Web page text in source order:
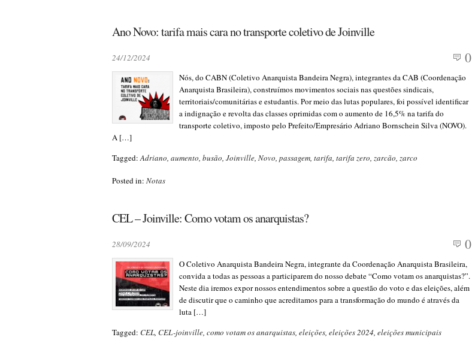
Ano Novo: tarifa mais cara no transporte coletivo de Joinville
24/12/2024 0
Nós, do CABN (Coletivo Anarquista Bandeira Negra), integrantes da CAB (Coordenação
Anarquista Brasileira), construímos movimentos sociais nas questões sindicais,
territoriais/comunitárias e estudantis. Por meio das lutas populares, foi possível identificar
a indignação e revolta das classes oprimidas com o aumento de 16,5% na tarifa do
transporte coletivo, imposto pelo Prefeito/Empresário Adriano Bornschein Silva (NOVO).
A […]
Tagged:Adriano, aumento, busão, Joinville, Novo, passagem, tarifa, tarifa zero, zarcão, zarco
Posted in: Notas
CEL – Joinville: Como votam os anarquistas?
28/09/2024 0
O Coletivo Anarquista Bandeira Negra, integrante da Coordenação Anarquista Brasileira,
convida a todas as pessoas a participarem do nosso debate “Como votam os anarquistas?”.
Neste dia iremos expor nossos entendimentos sobre a questão do voto e das eleições, além
de discutir que o caminho que acreditamos para a transformação do mundo é através da
luta […]
Tagged: CEL, CEL-joinville, como votam os anarquistas, eleições, eleições 2024, eleições municipais